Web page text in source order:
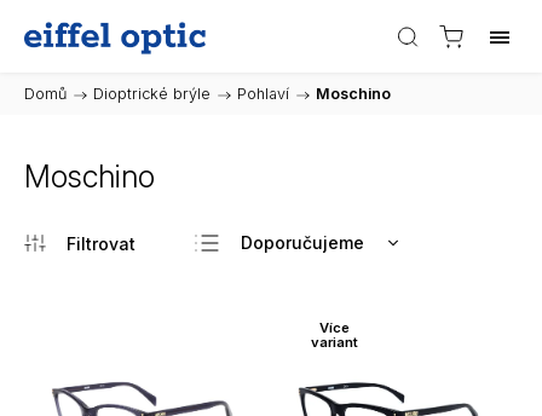
Domů / Dioptrické brýle / Pohlaví / Moschino
Moschino
Doporučujeme
Nejdražší
Abecedně
Více
variant